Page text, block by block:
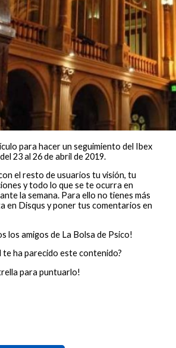
para hacer un seguimiento del Ibex
23 al 26 de abril de 2019.
el resto de usuarios tu visión, tu
y todo lo que se te ocurra en
la semana. Para ello no tienes más
en Disqus y poner tus comentarios en
los amigos de La Bolsa de Psico!
te ha parecido este contenido?
para puntuarlo!